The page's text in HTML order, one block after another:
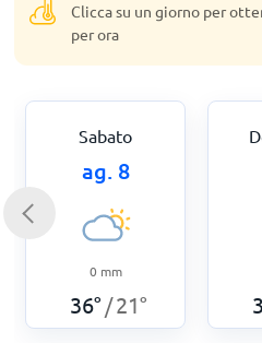
Clicca su un giorno per
per ora
Sabato
ag. 8
0 mm
36° /21°